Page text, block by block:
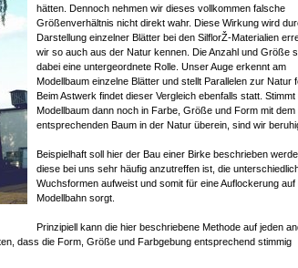
hätten. Dennoch nehmen wir dieses vollkommen falsche
Größenverhältnis nicht direkt wahr. Diese Wirkung wird
Darstellung einzelner Blätter bei den SilflorŽ-Materialien
wir so auch aus der Natur kennen. Die Anzahl und Größe
dabei eine untergeordnete Rolle. Unser Auge erkennt am
Modellbaum einzelne Blätter und stellt Parallelen zur Natur
Beim Astwerk findet dieser Vergleich ebenfalls statt. Stimmt
Modellbaum dann noch in Farbe, Größe und Form mit dem
entsprechenden Baum in der Natur überein, sind wir
Beispielhaft soll hier der Bau einer Birke beschrieben
diese bei uns sehr häufig anzutreffen ist, die
Wuchsformen aufweist und somit für eine Auflockerung auf
Modellbahn sorgt.
Prinzipiell kann die hier beschriebene Methode auf jeden
dass die Form, Größe und Farbgebung entsprechend stimmig